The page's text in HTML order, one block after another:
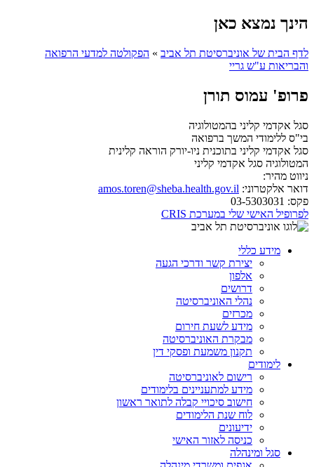
הינך נמצא כאן
לדף הבית של אוניברסיטת תל אביב » הפקולטה למדעי הרפואה
והבריאות ע"ש גריי
פרופ' עמוס תורן
סגל אקדמי קליני בהמטולוגיה
בי"ס ללימודי המשך ברפואה
סגל אקדמי קליני בתוכנית ניו-יורק הוראה קלינית
המטולוגיה סגל אקדמי קליני
ניווט מהיר:
דואר אלקטרוני: amos.toren@sheba.health.gov.il
פקס:
לפרופיל האישי שלי במערכת CRIS
מידע כללי
יצירת קשר ודרכי הגעה
אלפון
דרושים
נהלי האוניברסיטה
מכרזים
מידע לשעת חירום
מבקרת האוניברסיטה
תקנון משמעת ופסקי דין
לימודים
רישום לאוניברסיטה
מידע למתעניינים בלימודים
חישוב סיכויי קבלה לתואר ראשון
לוח שנת הלימודים
ידיעונים
כניסה לאזור האישי
סגל ומינהלה